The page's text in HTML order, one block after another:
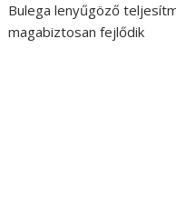
Bulega lenyűgöző
magabiztosan fejlődik